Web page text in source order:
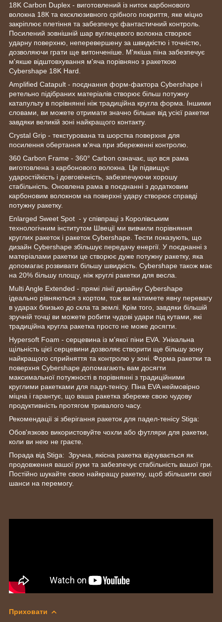
18K Carbon Duplex - виготовлений із ниток карбонового
волокна 18К та ексклюзивного срібного покриття, яке міцно
закріплює плетіння та забезпечує фантастичний контроль.
Посилений зовнішній шар вуглецевого волокна створює
ударну поверхню, неперевершену за швидкістю і точністю,
дозволяючи грати ще витонченіше. М'якіша піна забезпечує
м'якше відштовхування м'яча порівняно з ракеткою
Cybershape 18K Hard.
Amplified Catapult - поєднання форм-фактора Cybershape і
ретельно підібраних матеріалів створює більш потужну
катапульту в порівнянні ніж традиційна кругла форма. Іншими
словами, ви можете отримати значно більше від усієї ракетки
завдяки великій зоні найкращого контакту.
Crystal Grip - текстурована та шорстка поверхня для
посилення обертання м'яча при збереженні контролю.
360 Carbon Frame - 360° Carbon означає, що вся рама
виготовлена з карбонового волокна. Це підвищує
ударостійкість і довговічність, забезпечуючи хорошу
стабільність. Оновлена рама в поєднанні з додатковим
карбоновим волокном на поверхні удару створює справді
потужну ракетку.
Enlarged Sweet Spot - у співпраці з Королівським
технологічним інститутом Швеції ми вивчили порівняння
круглих ракеток і ракеток Cybershape. Тести показують, що
дизайн Cybershape збільшує передачу енергії. У поєднанні з
матеріалами ракетки це створює дуже потужну ракетку, яка
допомагає розвивати більшу швидкість. Cybershape також має
на 20% більшу площу, ніж круглі ракетки для весла.
Multi Angle Extended - прямі лінії дизайну Cybershape
ідеально рівняються з кортом, тож ви матимете явну перевагу
в ударах близько до скла та землі. Крім того, завдяки більшій
зручній точці ви можете робити чудові удари під кутами, які
традиційна кругла ракетка просто не може досягти.
Hypersoft Foam - серцевина із м'якої піни EVA. Унікальна
щільність цієї серцевини дозволяє створити ще більшу зону
найкращого сприйняття та контролю у зоні. Форма ракетки та
поверхня Cybershape допомагають вам досягти
максимальної потужності в порівнянні з традиційними
круглими ракетками для падл-тенісу. Піна EVA неймовірно
міцна і гарантує, що ваша ракетка збереже свою чудову
продуктивність протягом тривалого часу.
Рекомендації зі зберігання ракеток для падел-тенісу Stiga:
Обов'язково використовуйте чохли або футляри для ракетки,
коли ви нею не граєте.
Порада від Stiga: Зручна, якісна ракетка відчувається як
продовження вашої руки та забезпечує стабільність вашої гри.
Постійно шукайте свою найкращу ракетку, щоб збільшити свої
шанси на перемогу.
Приховати